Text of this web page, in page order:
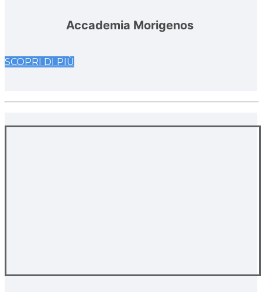
Accademia Morigenos
SCOPRI DI PIÙ